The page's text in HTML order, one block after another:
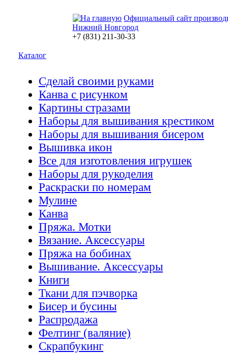
Официальный сайт
Нижний Новгород
+7 (831) 211-30-33
Каталог
Сделай своими руками
Канва с рисунком
Картины стразами
Наборы для вышивания крестиком
Наборы для вышивания бисером
Вышивка икон
Все для изготовления игрушек
Наборы для рукоделия
Раскраски по номерам
Мулине
Канва
Пряжа. Мотки
Вязание. Аксессуары
Пряжа на бобинах
Вышивание. Аксессуары
Книги
Ткани для пэчворка
Бисер и бусины
Распродажа
Фелтинг (валяние)
Скрапбукинг